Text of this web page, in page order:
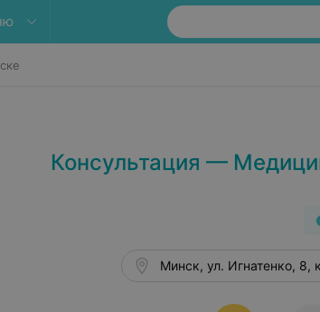
Консультация —
Минск, ул. Игнатенко, 8,